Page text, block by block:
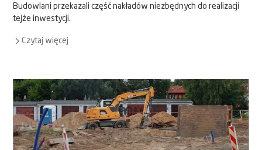
Budowlani przekazali część nakładów niezbędnych do realizacji
tejże inwestycji.
Czytaj więcej